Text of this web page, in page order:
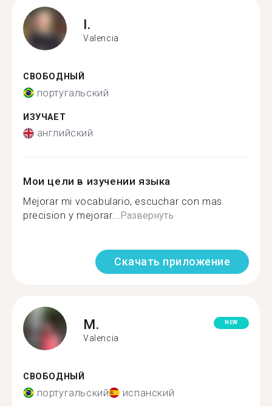
I.
Valencia
СВОБОДНЫЙ
португальский
ИЗУЧАЕТ
английский
Мои цели в изучении языка
Mejorar mi vocabulario, escuchar con mas
precision y mejorar...Развернуть
Скачать приложение
M.
Valencia
NEW
СВОБОДНЫЙ
португальский испанский